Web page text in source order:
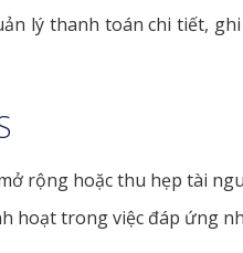
lý thanh toán chi tiết,
rộng hoặc thu hẹp tài
hoạt trong việc đáp ứng